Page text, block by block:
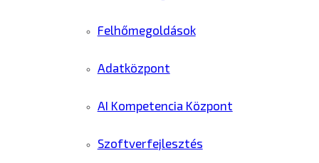
Felhőmegoldások
Adatközpont
AI Kompetencia Központ
Szoftverfejlesztés